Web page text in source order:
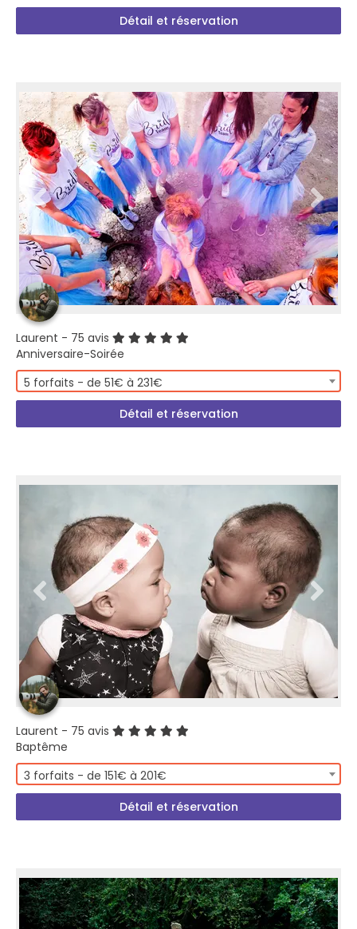
Détail et réservation
Laurent - 75 avis
Anniversaire-Soirée
5 forfaits - de 51€ à 231€
Détail et réservation
Laurent - 75 avis
Baptême
3 forfaits - de 151€ à 201€
Détail et réservation